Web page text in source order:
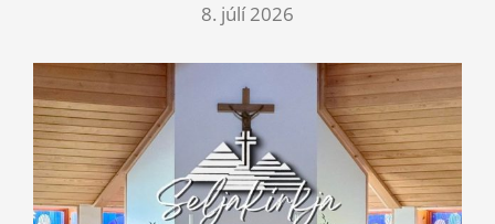
8. júlí 2026